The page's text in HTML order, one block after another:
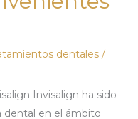
dentales/
Invisalign ha sido
dental en el ámbito